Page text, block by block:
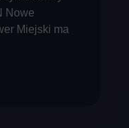
Nowe
Miejski ma